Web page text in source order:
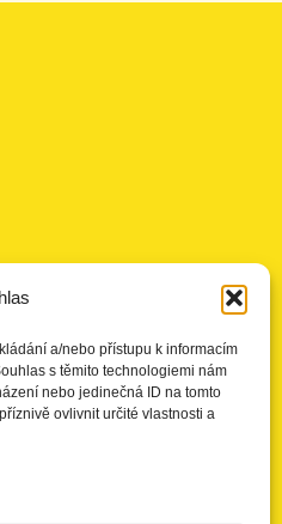
a/nebo přístupu k informacím
s těmito technologiemi nám
nebo jedinečná ID na tomto
ovlivnit určité vlastnosti a